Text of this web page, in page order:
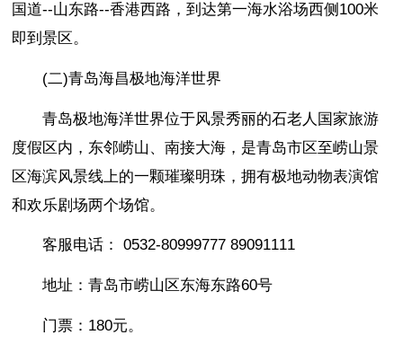
国道--山东路--香港西路，到达第一海水浴场西侧100米
即到景区。
(二)青岛海昌极地海洋世界
青岛极地海洋世界位于风景秀丽的石老人国家旅游
度假区内，东邻崂山、南接大海，是青岛市区至崂山景
区海滨风景线上的一颗璀璨明珠，拥有极地动物表演馆
和欢乐剧场两个场馆。
客服电话： 0532-80999777 89091111
地址：青岛市崂山区东海东路60号
门票：180元。